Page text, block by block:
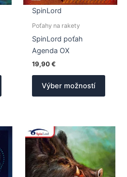
Tento
Možnosti
môžete
vybrať
SpinLord
Poťahy na rakety
SpinLord poťah
Agenda OX
19,90€
Výber možností
Tento
si
vybrať